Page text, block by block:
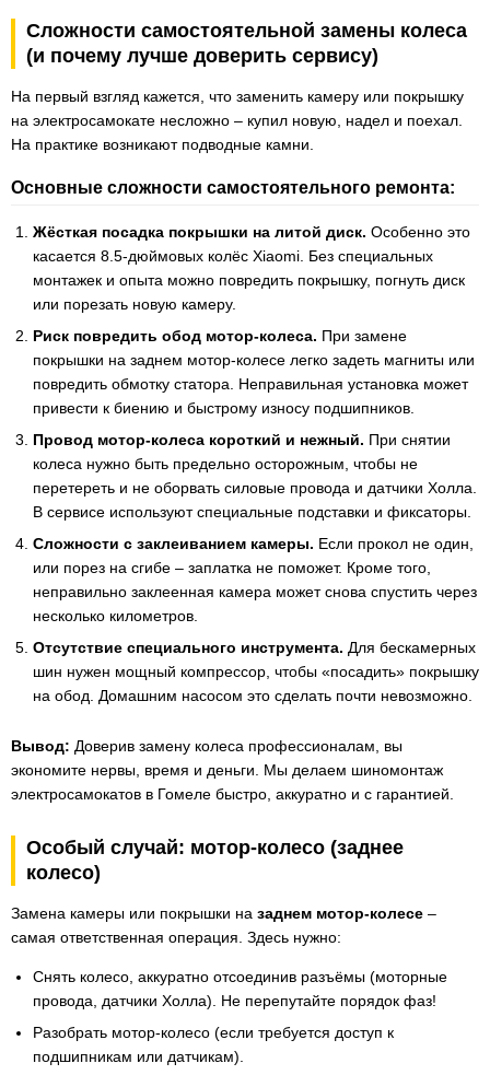
Сложности самостоятельной замены колеса
(и почему лучше доверить сервису)
На первый взгляд кажется, что заменить камеру или покрышку
на электросамокате несложно – купил новую, надел и поехал.
На практике возникают подводные камни.
Основные сложности самостоятельного ремонта:
Жёсткая посадка покрышки на литой диск. Особенно это
касается 8.5-дюймовых колёс Xiaomi. Без специальных
монтажек и опыта можно повредить покрышку, погнуть диск
или порезать новую камеру.
Риск повредить обод мотор-колеса. При замене
покрышки на заднем мотор-колесе легко задеть магниты или
повредить обмотку статора. Неправильная установка может
привести к биению и быстрому износу подшипников.
Провод мотор-колеса короткий и нежный. При снятии
колеса нужно быть предельно осторожным, чтобы не
перетереть и не оборвать силовые провода и датчики Холла.
В сервисе используют специальные подставки и фиксаторы.
Сложности с заклеиванием камеры. Если прокол не один,
или порез на сгибе – заплатка не поможет. Кроме того,
неправильно заклеенная камера может снова спустить через
несколько километров.
Отсутствие специального инструмента. Для бескамерных
шин нужен мощный компрессор, чтобы «посадить» покрышку
на обод. Домашним насосом это сделать почти невозможно.
Вывод: Доверив замену колеса профессионалам, вы
экономите нервы, время и деньги. Мы делаем шиномонтаж
электросамокатов в Гомеле быстро, аккуратно и с гарантией.
Особый случай: мотор-колесо (заднее
колесо)
Замена камеры или покрышки на заднем мотор-колесе –
самая ответственная операция. Здесь нужно:
Снять колесо, аккуратно отсоединив разъёмы (моторные
провода, датчики Холла). Не перепутайте порядок фаз!
Разобрать мотор-колесо (если требуется доступ к
подшипникам или датчикам).